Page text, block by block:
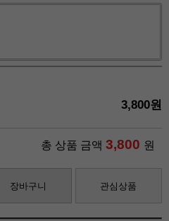
3,800원
총 상품 금액 3,800 원
장바구니 관심상품